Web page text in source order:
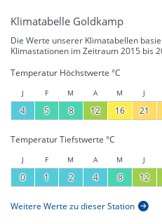
Klimatabelle Goldkamp
Die Werte unserer Klimatabellen
Klimastationen im Zeitraum 2015 bis
Temperatur Höchstwerte °C
J F M A M J
4 5 8 12 16 21
Temperatur Tiefstwerte °C
J F M A M J
0 1 2 4 8 12
Weitere Werte zu dieser Station